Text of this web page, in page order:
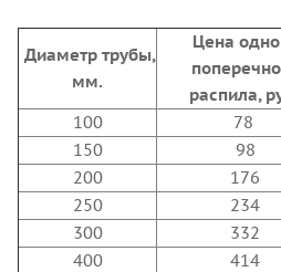
Диаметр трубы,
мм.
Цена
распила,
100
78
150
98
200
176
250
234
300
332
400
414